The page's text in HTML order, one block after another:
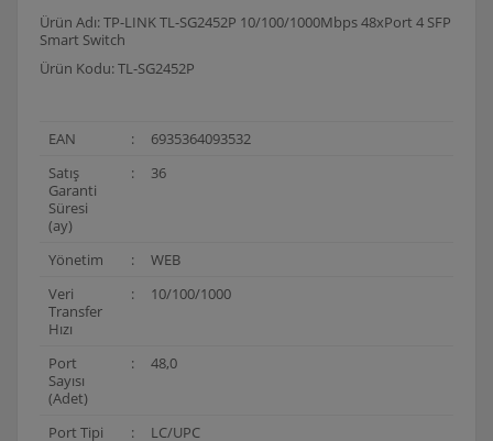
Ürün Adı: TP-LINK TL-SG2452P 10/100/1000Mbps 48xPort 4 SFP
Smart Switch
Ürün Kodu: TL-SG2452P
EAN :
6935364093532
Satış
Garanti
Süresi
(ay)
: 36
Yönetim :
WEB
Veri
Transfer
Hızı
: 10/100/1000
Port
Sayısı
(Adet)
: 48,0
Port Tipi : LC/UPC